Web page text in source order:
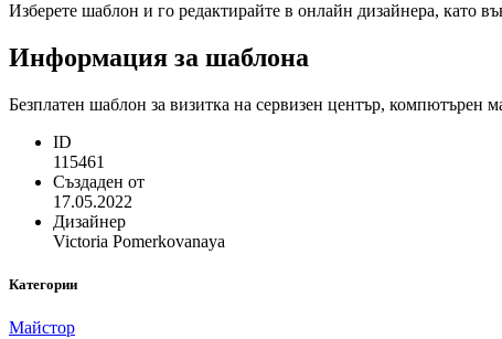
Изберете шаблон и го редактирайте в онлайн дизайнера, като
Информация за шаблона
Безплатен шаблон за визитка на сервизен център, компютърен
ID
115461
Създаден от
17.05.2022
Дизайнер
Victoria Pomerkovanaya
Категории
Майстор